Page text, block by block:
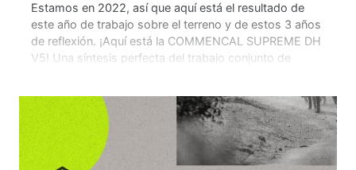
Estamos en 2022, así que aquí está el resultado de
este año de trabajo sobre el terreno y de estos 3 años
de reflexión. ¡Aquí está la COMMENCAL SUPREME DH
V5! Una síntesis perfecta del trabajo conjunto de